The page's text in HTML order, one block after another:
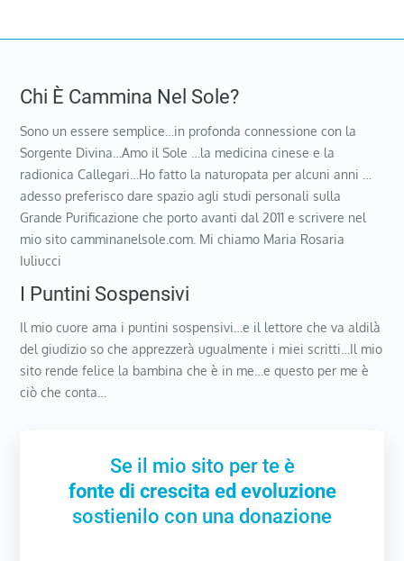
Chi È Cammina Nel Sole?
Sono un essere semplice…in profonda connessione con la
Sorgente Divina…Amo il Sole …la medicina cinese e la
radionica Callegari…Ho fatto la naturopata per alcuni anni …
adesso preferisco dare spazio agli studi personali sulla
Grande Purificazione che porto avanti dal 2011 e scrivere nel
mio sito camminanelsole.com. Mi chiamo Maria Rosaria
Iuliucci
I Puntini Sospensivi
Il mio cuore ama i puntini sospensivi…e il lettore che va aldilà
del giudizio so che apprezzerà ugualmente i miei scritti…Il mio
sito rende felice la bambina che è in me…e questo per me è
ciò che conta…
Se il mio sito per te è
fonte di crescita ed evoluzione
sostienilo con una donazione